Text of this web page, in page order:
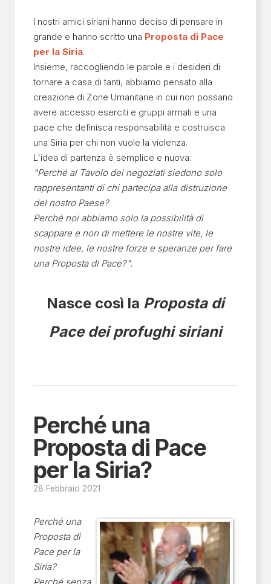
I nostri amici siriani hanno deciso di pensare in
grande e hanno scritto una Proposta di Pace
per la Siria.
Insieme, raccogliendo le parole e i desideri di
tornare a casa di tanti, abbiamo pensato alla
creazione di Zone Umanitarie in cui non possano
avere accesso eserciti e gruppi armati e una
pace che definisca responsabilità e costruisca
una Siria per chi non vuole la violenza.
L'idea di partenza è semplice e nuova:
"Perché al Tavolo dei negoziati siedono solo
rappresentanti di chi partecipa alla distruzione
del nostro Paese?
Perché noi abbiamo solo la possibilità di
scappare e non di mettere le nostre vite, le
nostre idee, le nostre forze e speranze per fare
una Proposta di Pace?".
Nasce così la Proposta di
Pace dei profughi siriani
Perché una
Proposta di Pace
per la Siria?
28 Febbraio 2021
Perché una
Proposta di
Pace per la
Siria?